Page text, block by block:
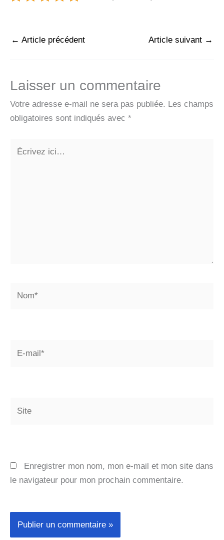
← Article précédent Article suivant →
Laisser un commentaire
Votre adresse e-mail ne sera pas publiée. Les champs
obligatoires sont indiqués avec *
Enregistrer mon nom, mon e-mail et mon site dans
le navigateur pour mon prochain commentaire.